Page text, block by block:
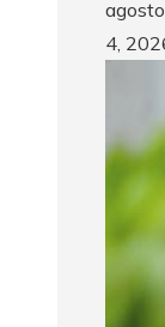
agosto
4,